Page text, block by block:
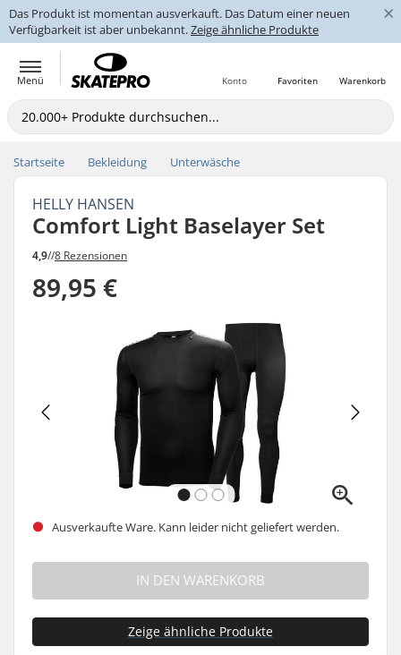
Das Produkt ist momentan ausverkauft. Das Datum einer neuen
Verfügbarkeit ist aber unbekannt.Zeige ähnliche Produkte
×
Menü Warenkorb
Favoriten
Konto
Startseite Bekleidung Unterwäsche
HELLY HANSEN
Comfort Light Baselayer Set
4,9//8 Rezensionen
89,95 €
Ausverkaufte Ware. Kann leider nicht geliefert werden.
IN DEN WARENKORB
Zeige ähnliche Produkte